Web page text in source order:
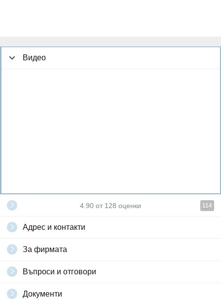
Видео
4.90 от 128 оценки 114
Адрес и контакти
За фирмата
Въпроси и отговори
Документи